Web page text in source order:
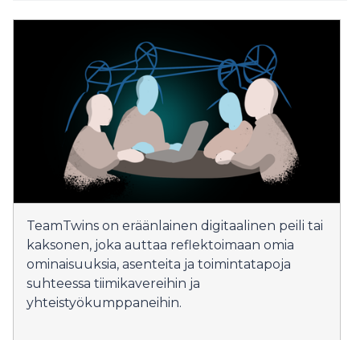
TeamTwins on eräänlainen digitaalinen peili tai
kaksonen, joka auttaa reflektoimaan omia
ominaisuuksia, asenteita ja toimintatapoja
suhteessa tiimikavereihin ja
yhteistyökumppaneihin.